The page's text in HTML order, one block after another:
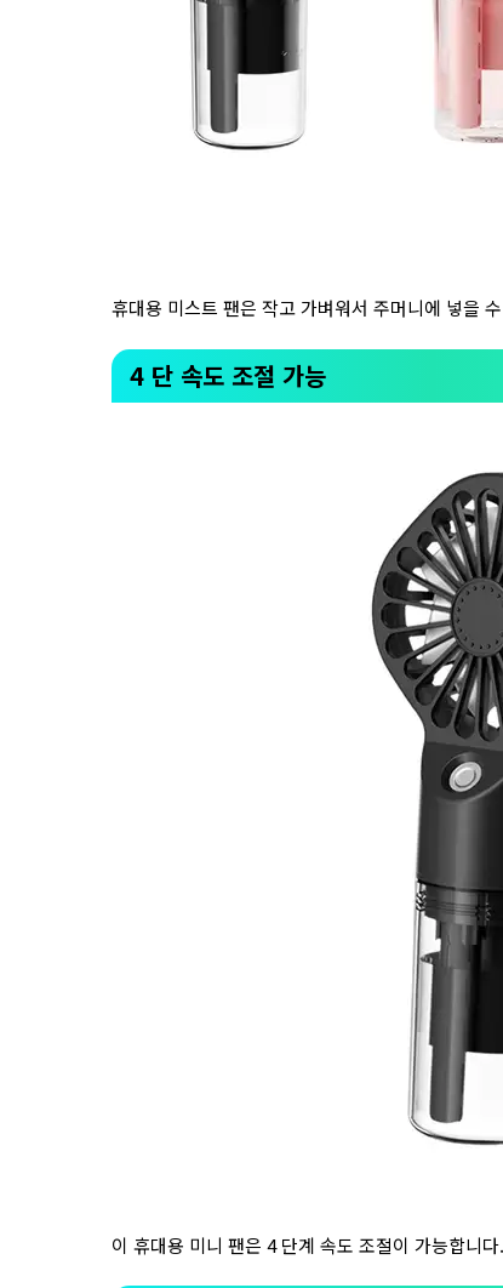
휴대용 미스트 팬은 작고 가벼워서 주머니에 넣을
4 단 속도 조절 가능
이 휴대용 미니 팬은 4 단계 속도 조절이 가능합니